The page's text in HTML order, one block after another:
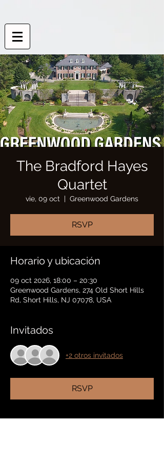
The Bradford Hayes
Quartet
vie, 09 oct
  |
Greenwood Gardens
RSVP
Horario y ubicación
09 oct 2026, 18:00 – 20:30
Greenwood Gardens, 274 Old Short Hills
Rd, Short Hills, NJ 07078, USA
Invitados
+2 otros invitados
RSVP